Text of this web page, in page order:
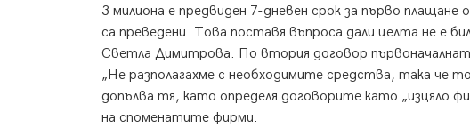
3 милиона е предвиден 7-дневен срок за първо
са преведени. Това поставя въпроса дали целта не е
Светла Димитрова. По втория договор
„Не разполагахме с необходимите средства, така че
допълва тя, като определя договорите като „изцяло
на споменатите фирми.